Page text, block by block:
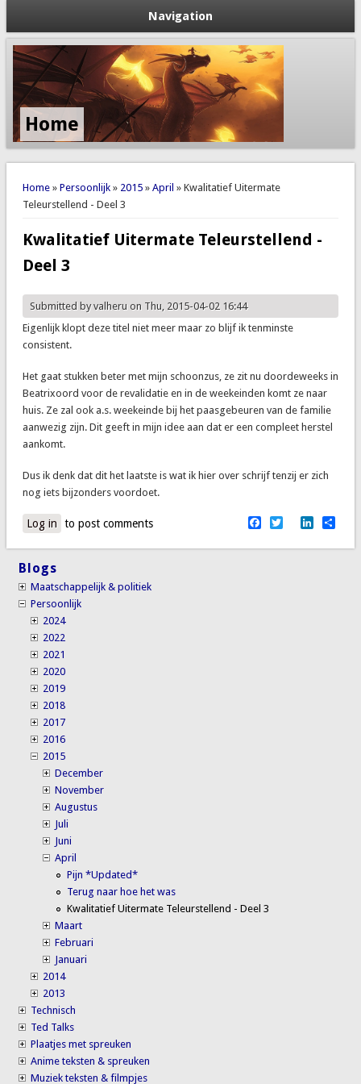
Navigation
Home
You are here
Home» Persoonlijk» 2015» April » Kwalitatief Uitermate
Teleurstellend - Deel 3
Kwalitatief Uitermate Teleurstellend -
Deel 3
Submitted byvalheruon Thu, 2015-04-02 16:44
Eigenlijk klopt deze titel niet meer maar zo blijf ik tenminste
consistent.
Het gaat stukken beter met mijn schoonzus, ze zit nu doordeweeks in
Beatrixoord voor de revalidatie en in de weekeinden komt ze naar
huis. Ze zal ook a.s. weekeinde bij het paasgebeuren van de familie
aanwezig zijn. Dit geeft in mijn idee aan dat er een compleet herstel
aankomt.
Dus ik denk dat dit het laatste is wat ik hier over schrijf tenzij er zich
nog iets bijzonders voordoet.
Facebook
Twitter
Log in to post comments
Blogs
Maatschappelijk & politiek
Persoonlijk
2024
2022
2021
2020
2019
2018
2017
2016
2015
December
November
Augustus
Juli
Juni
April
Pijn *Updated*
Terug naar hoe het was
Kwalitatief Uitermate Teleurstellend - Deel 3
Maart
Februari
Januari
2014
2013
Technisch
Ted Talks
Plaatjes met spreuken
Anime teksten & spreuken
Muziek teksten & filmpjes